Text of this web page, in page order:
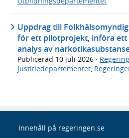
Uppdrag till
för ett pilotprojekt, införa
analys av
Publicerad 10 juli 2026 ·
Justitiedepartementet
Innehåll på regeringen.se